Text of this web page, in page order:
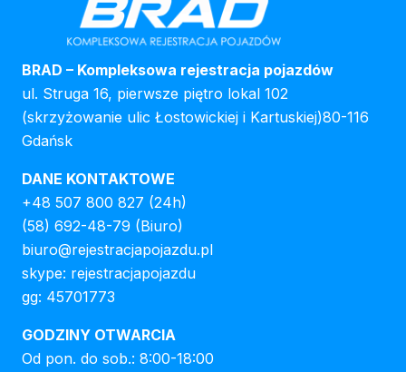
BRAD – Kompleksowa rejestracja pojazdów
ul. Struga 16, pierwsze piętro lokal 102
(skrzyżowanie ulic Łostowickiej i Kartuskiej)80-116
Gdańsk
DANE KONTAKTOWE
+48 507 800 827 (24h)
(58) 692-48-79 (Biuro)
biuro@rejestracjapojazdu.pl
skype: rejestracjapojazdu
gg: 45701773
GODZINY OTWARCIA
Od pon. do sob.: 8:00-18:00